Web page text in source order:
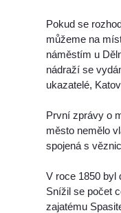
Pokud se
můžeme na
náměstím u
nádraží se
ukazatelé,
První zprávy o
město nemělo
spojená s
V roce 1850 byl
Snížil se počet
zajatému